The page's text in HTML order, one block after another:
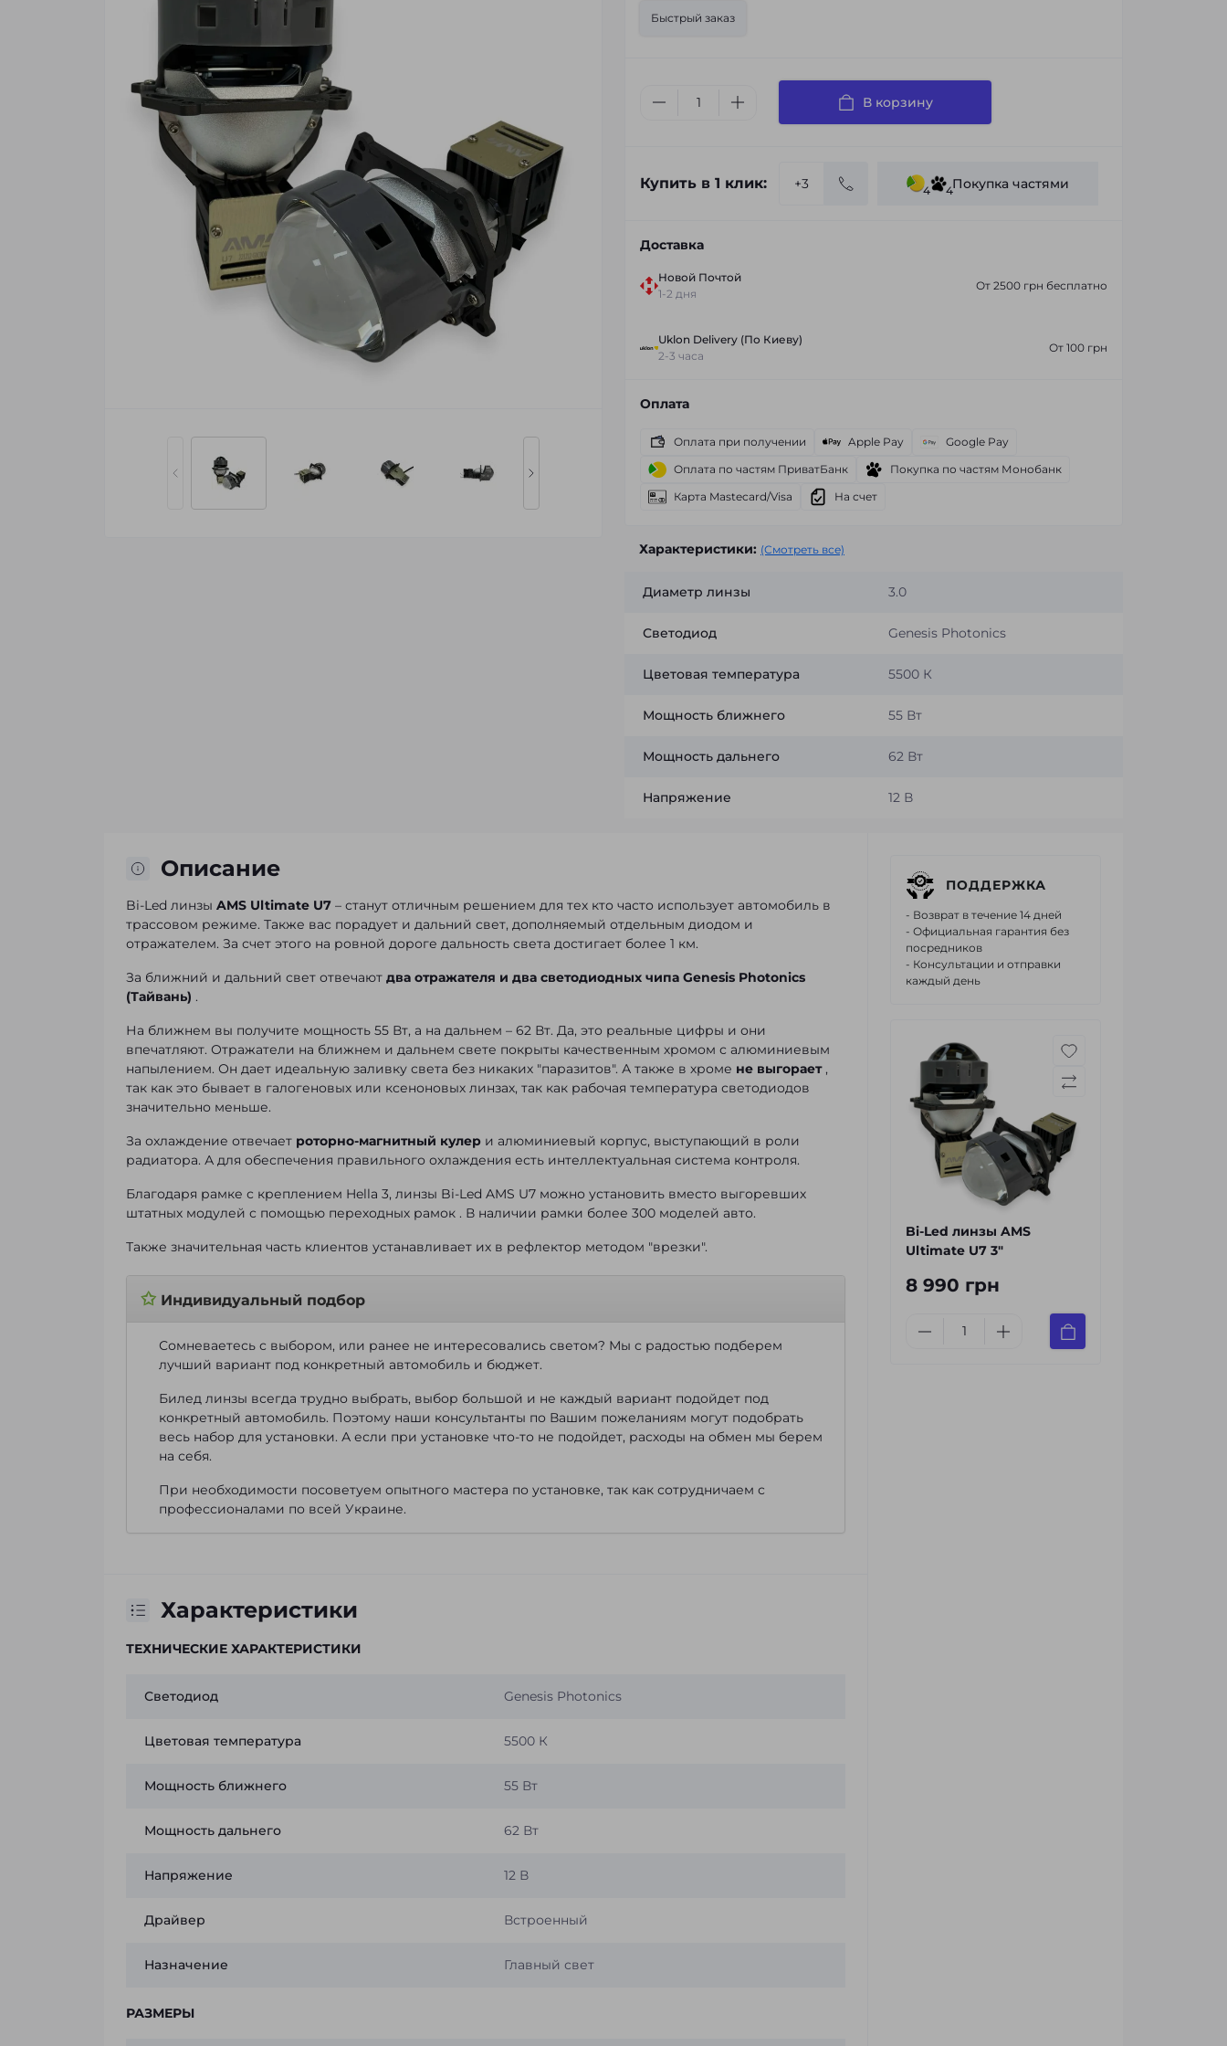
Быстрый заказ
В корзину
Купить в 1 клик: 4 4Покупка частями
Доставка
Новой Почтой
1-2 дня
От 2500 грн бесплатно
Uklon Delivery (По Киеву)
2-3 часа
От 100 грн
Оплата
Оплата при получении Apple Pay
Google Pay
Оплата по частям ПриватБанк
Покупка по частям Монобанк
Карта Mastecard/Visa
На счет
Характеристики: (Смотреть все)
Диаметр линзы 3.0
Светодиод Genesis Photonics
Цветовая температура 5500 К
Мощность ближнего 55 Вт
Мощность дальнего 62 Вт
Напряжение 12 В
Описание
Bi-Led линзы AMS Ultimate U7 – станут отличным решением для тех кто часто использует автомобиль в
трассовом режиме. Также вас порадует и дальний свет, дополняемый отдельным диодом и
отражателем. За счет этого на ровной дороге дальность света достигает более 1 км.
За ближний и дальний свет отвечают два отражателя и два светодиодных чипа Genesis Photonics
(Тайвань) .
На ближнем вы получите мощность 55 Вт, а на дальнем – 62 Вт. Да, это реальные цифры и они
впечатляют. Отражатели на ближнем и дальнем свете покрыты качественным хромом с алюминиевым
напылением. Он дает идеальную заливку света без никаких "паразитов". А также в хроме не выгорает,
так как это бывает в галогеновых или ксеноновых линзах, так как рабочая температура светодиодов
значительно меньше.
За охлаждение отвечает роторно-магнитный кулер и алюминиевый корпус, выступающий в роли
радиатора. А для обеспечения правильного охлаждения есть интеллектуальная система контроля.
Благодаря рамке с креплением Hella 3, линзы Bi-Led AMS U7 можно установить вместо выгоревших
штатных модулей с помощью переходных рамок . В наличии рамки более 300 моделей авто.
Также значительная часть клиентов устанавливает их в рефлектор методом "врезки".
✩ Индивидуальный подбор
Сомневаетесь с выбором, или ранее не интересовались светом? Мы с радостью подберем
лучший вариант под конкретный автомобиль и бюджет.
Билед линзы всегда трудно выбрать, выбор большой и не каждый вариант подойдет под
конкретный автомобиль. Поэтому наши консультанты по Вашим пожеланиям могут подобрать
весь набор для установки. А если при установке что-то не подойдет, расходы на обмен мы берем
на себя.
При необходимости посоветуем опытного мастера по установке, так как сотрудничаем с
профессионалами по всей Украине.
Характеристики
ТЕХНИЧЕСКИЕ ХАРАКТЕРИСТИКИ
Светодиод Genesis Photonics
Цветовая температура 5500 К
Мощность ближнего 55 Вт
Мощность дальнего 62 Вт
Напряжение 12 В
Драйвер Встроенный
Назначение Главный свет
РАЗМЕРЫ
ПОДДЕРЖКА
- Возврат в течение 14 дней
- Официальная гарантия без
посредников
- Консультации и отправки
каждый день
Bi-Led линзы AMS
Ultimate U7 3"
8 990 грн